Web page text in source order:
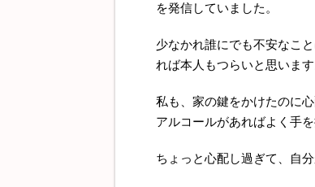
を発信していました。
少なかれ誰にでも不安なこ
れば本人もつらいと思います
私も、家の鍵をかけたのに
アルコールがあればよく手
ちょっと心配し過ぎて、自